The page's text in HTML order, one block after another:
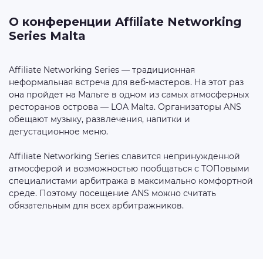
О конференции Afﬁliate Networking
Series Malta
Afﬁliate Networking Series — традиционная
неформальная встреча для веб-мастеров. На этот раз
она пройдет на Мальте в одном из самых атмосферных
ресторанов острова — LOA Malta. Организаторы ANS
обещают музыку, развлечения, напитки и
дегустационное меню.
Afﬁliate Networking Series славится непринужденной
атмосферой и возможностью пообщаться с ТОПовыми
специалистами арбитража в максимально комфортной
среде. Поэтому посещение ANS можно считать